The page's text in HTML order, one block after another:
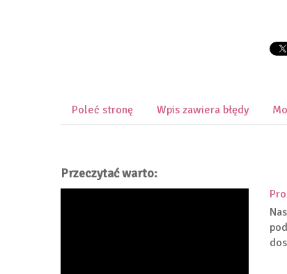
Poleć stronę Wpis zawiera błędy
Przeczytać warto: